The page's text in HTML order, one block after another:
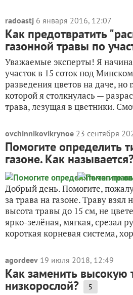
radoastj 6 января 2016, 12:07
Как предотвратить
газонной травы по
Уважаемые эксперты! Я
участок в 15 соток под
разведения цветов на даче, но
которой я столкнулась —
трава, лезущая в цветники.
ovchinnikovikrynoe 23 сентября
Помогите определить
газоне. Как
Добрый день. Помогите,
за трава на газоне. Траву взял
высота травы до 15 см, не
ярко-зелёная, мягкая, срезал
короткая корневая система,
agordeev 19 июля 2018, 12:49
Как заменить высокую
низкорослой? 5